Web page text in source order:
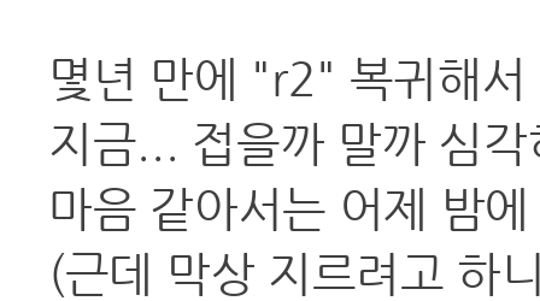
몇년 만에 "r2" 복귀해
지금... 접을까 말까 심
마음 같아서는 어제 밤
(근데 막상 지르려고 하